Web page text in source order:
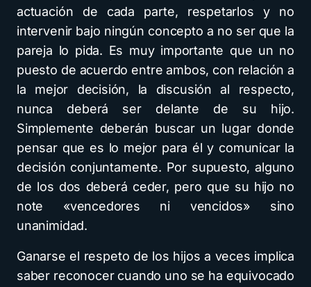
actuación de cada parte, respetarlos y no
intervenir bajo ningún concepto a no ser que la
pareja lo pida. Es muy importante que un no
puesto de acuerdo entre ambos, con relación a
la mejor decisión, la discusión al respecto,
nunca deberá ser delante de su hijo.
Simplemente deberán buscar un lugar donde
pensar que es lo mejor para él y comunicar la
decisión conjuntamente. Por supuesto, alguno
de los dos deberá ceder, pero que su hijo no
note «vencedores ni vencidos» sino
unanimidad.
Ganarse el respeto de los hijos a veces implica
saber reconocer cuando uno se ha equivocado